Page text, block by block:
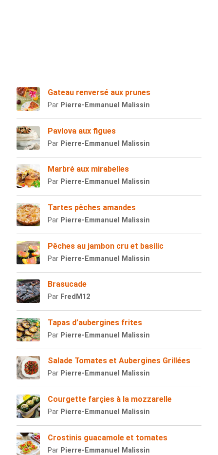
Gateau renversé aux prunes
Par Pierre-Emmanuel Malissin
Pavlova aux figues
Par Pierre-Emmanuel Malissin
Marbré aux mirabelles
Par Pierre-Emmanuel Malissin
Tartes pêches amandes
Par Pierre-Emmanuel Malissin
Pêches au jambon cru et basilic
Par Pierre-Emmanuel Malissin
Brasucade
Par FredM12
Tapas d’aubergines frites
Par Pierre-Emmanuel Malissin
Salade Tomates et Aubergines Grillées
Par Pierre-Emmanuel Malissin
Courgette farçies à la mozzarelle
Par Pierre-Emmanuel Malissin
Crostinis guacamole et tomates
Par Pierre-Emmanuel Malissin